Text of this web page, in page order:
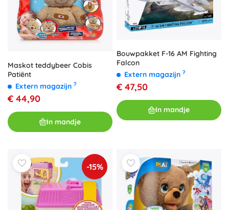
Maskot teddybeer Cobis
Patiënt
Extern magazijn ?
€ 44,90
In mandje
Bouwpakket F-16 AM Fighting
Falcon
Extern magazijn ?
€ 47,50
In mandje
-15%